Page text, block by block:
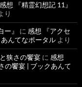
感想 『精霊幻想記 11』
り
』 に 感想 『アクセ
んてなポータル より
狭さの饗宴 に 感想
の饗宴 | ブックあんて